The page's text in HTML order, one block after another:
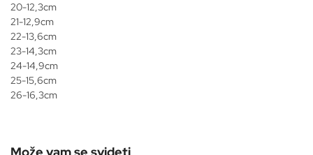
20-12,3cm
21-12,9cm
22-13,6cm
23-14,3cm
24-14,9cm
25-15,6cm
26-16,3cm